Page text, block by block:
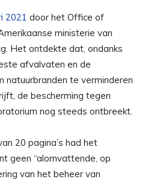
2021 door het Office of
ministerie van
Het ontdekte dat, ondanks
afvalvaten en de
natuurbranden te verminderen
de bescherming tegen
nog steeds ontbreekt.
20 pagina’s had het
geen “alomvattende, op
van het beheer van